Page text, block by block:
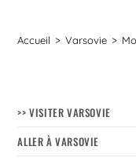
Accueil > Varsovie >
>> VISITER VARSOVIE
ALLER À VARSOVIE